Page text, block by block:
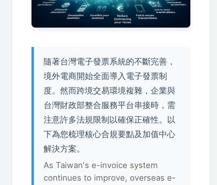
隨著台灣電子發票系統的不斷完善，
境外電商開始全面導入電子發票制
度。然而跨境交易環境複雜，企業與
台灣財政部整合服務平台串接時，需
注意許多法規限制以確保正確性。以
下為您梳理核心合規要點及加值中心
解決方案。
As Taiwan's e-invoice system
continues to improve, overseas e-